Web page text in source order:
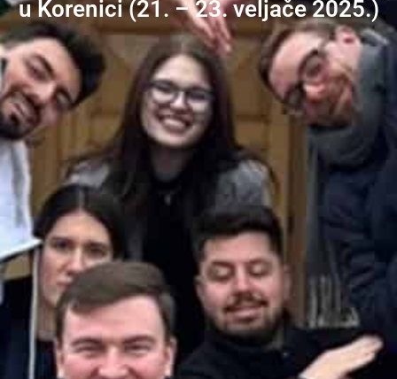
u Korenici (21. – 23. veljače 2025.)